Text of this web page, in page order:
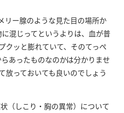
リー腺のような見た目の場所か
混じってというよりは、血が普
クッと膨れていて、そのてっぺ
あったものなのかは分かりませ
放っておいても良いのでしょう
（しこり・胸の異常）について